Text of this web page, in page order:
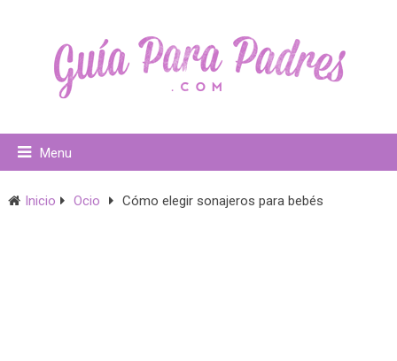
Menu
Inicio Ocio Cómo elegir sonajeros para bebés